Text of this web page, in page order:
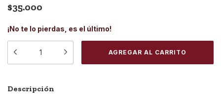
$35.000
¡No te lo pierdas, es el último!
Descripción